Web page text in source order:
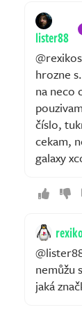
lister88
hrozne
na neco
číslo,
cekam,
galaxy
nemůžu
jaká